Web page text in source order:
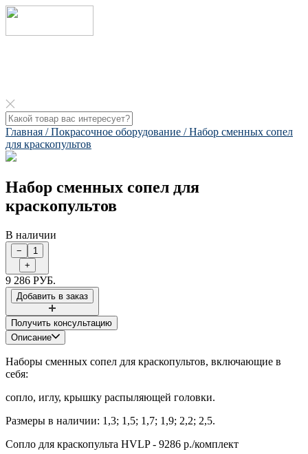
Главная /Покрасочное оборудование /Набор сменных сопел
для краскопультов​
Набор сменных сопел для
краскопультов​
В наличии
9 286 РУБ.
Получить консультацию
Описание
Наборы сменных сопел для краскопультов, включающие в
себя:
сопло, иглу, крышку распыляющей головки.
Размеры в наличии: 1,3; 1,5; 1,7; 1,9; 2,2; 2,5.
Сопло для краскопульта HVLP - 9286 р./комплект